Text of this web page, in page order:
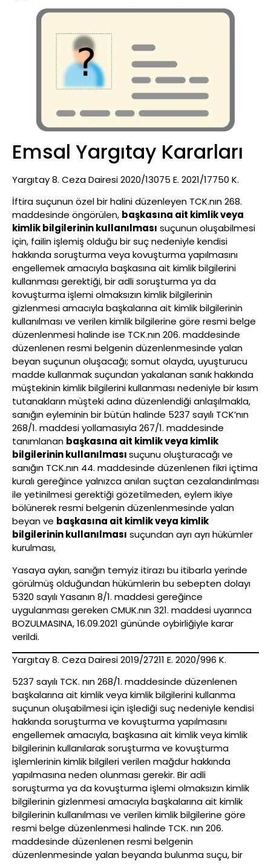
Emsal Yargıtay Kararları
Yargıtay 8. Ceza Dairesi 2020/13075 E. 2021/17750 K.
İftira suçunun özel bir halini düzenleyen TCK.nın 268.
maddesinde öngörülen, başkasına ait kimlik veya
kimlik bilgilerinin kullanılması suçunun oluşabilmesi
için, failin işlemiş olduğu bir suç nedeniyle kendisi
hakkında soruşturma veya kovuşturma yapılmasını
engellemek amacıyla başkasına ait kimlik bilgilerini
kullanması gerektiği, bir adli soruşturma ya da
kovuşturma işlemi olmaksızın kimlik bilgilerinin
gizlenmesi amacıyla başkalarına ait kimlik bilgilerinin
kullanılması ve verilen kimlik bilgilerine göre resmi belge
düzenlenmesi halinde ise TCK.nın 206. maddesinde
düzenlenen resmi belgenin düzenlenmesinde yalan
beyan suçunun oluşacağı; somut olayda, uyuşturucu
madde kullanmak suçundan yakalanan sanık hakkında
müştekinin kimlik bilgilerini kullanması nedeniyle bir kısım
tutanakların müşteki adına düzenlendiği anlaşılmakla,
sanığın eyleminin bir bütün halinde 5237 sayılı TCK’nın
268/1. maddesi yollamasıyla 267/1. maddesinde
tanımlanan başkasına ait kimlik veya kimlik
bilgilerinin kullanılmasısuçunu oluşturacağı ve
sanığın TCK.nın 44. maddesinde düzenlenen fikri içtima
kuralı gereğince yalnızca anılan suçtan cezalandırılması
ile yetinilmesi gerektiği gözetilmeden, eylem ikiye
bölünerek resmi belgenin düzenlenmesinde yalan
beyan ve başkasına ait kimlik veya kimlik
bilgilerinin kullanılması suçundan ayrı ayrı hükümler
kurulması,
Yasaya aykırı, sanığın temyiz itirazı bu itibarla yerinde
görülmüş olduğundan hükümlerin bu sebepten dolayı
5320 sayılı Yasanın 8/1. maddesi gereğince
uygulanması gereken CMUK.nın 321. maddesi uyarınca
BOZULMASINA, 16.09.2021 gününde oybirliğiyle karar
verildi.
Yargıtay 8. Ceza Dairesi 2019/27211 E. 2020/996 K.
5237 sayılı TCK. nın 268/1. maddesinde düzenlenen
başkalarına ait kimlik veya kimlik bilgilerini kullanma
suçunun oluşabilmesi için işlediği suç nedeniyle kendisi
hakkında soruşturma ve kovuşturma yapılmasını
engellemek amacıyla, başkasına ait kimlik veya kimlik
bilgilerinin kullanılarak soruşturma ve kovuşturma
işlemlerinin kimlik bilgileri verilen mağdur hakkında
yapılmasına neden olunması gerekir. Bir adli
soruşturma ya da kovuşturma işlemi olmaksızın kimlik
bilgilerinin gizlenmesi amacıyla başkalarına ait kimlik
bilgilerinin kullanılması ve verilen kimlik bilgilerine göre
resmi belge düzenlenmesi halinde TCK. nın 206.
maddesinde düzenlenen resmi belgenin
düzenlenmesinde yalan beyanda bulunma suçu, bir